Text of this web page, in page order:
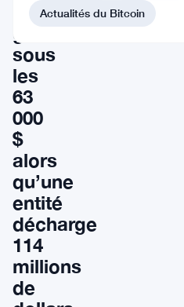
Bitcoin
glisse
sous
les
63
000
$
alors
qu’une
entité
décharge
114
millions
de
Actualités du Bitcoin